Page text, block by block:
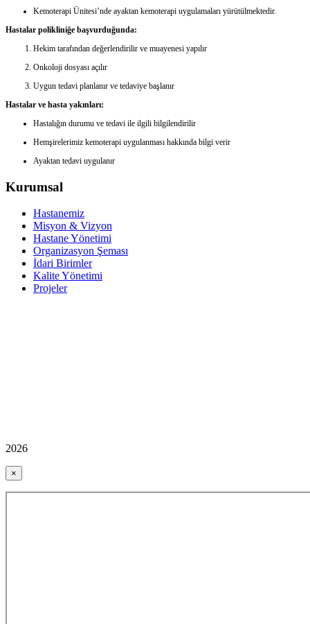
Kemoterapi Ünitesi’nde ayaktan kemoterapi uygulamaları yürütülmektedir.
Hastalar polikliniğe başvurduğunda:
Hekim tarafından değerlendirilir ve muayenesi yapılır
Onkoloji dosyası açılır
Uygun tedavi planlanır ve tedaviye başlanır
Hastalar ve hasta yakınları:
Hastalığın durumu ve tedavi ile ilgili bilgilendirilir
Hemşirelerimiz kemoterapi uygulanması hakkında bilgi verir
Ayaktan tedavi uygulanır
Kurumsal
Hastanemiz
Misyon & Vizyon
Hastane Yönetimi
Organizasyon Şeması
İdari Birimler
Kalite Yönetimi
Projeler
2026
×